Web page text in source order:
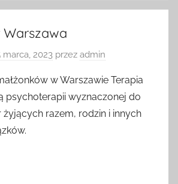
marca, 2023 przez admin
w Warszawie Terapia
psychoterapii wyznaczonej do
żyjących razem, rodzin i innych